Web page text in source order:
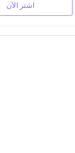
اشتر الآن